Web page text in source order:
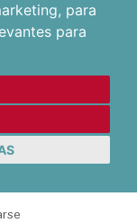
, para
para